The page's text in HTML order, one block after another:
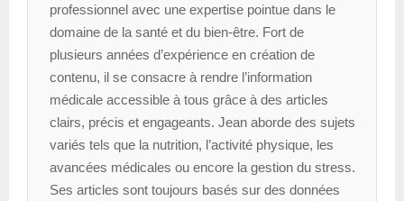
professionnel avec une expertise pointue dans le
domaine de la santé et du bien-être. Fort de
plusieurs années d’expérience en création de
contenu, il se consacre à rendre l’information
médicale accessible à tous grâce à des articles
clairs, précis et engageants. Jean aborde des sujets
variés tels que la nutrition, l’activité physique, les
avancées médicales ou encore la gestion du stress.
Ses articles sont toujours basés sur des données